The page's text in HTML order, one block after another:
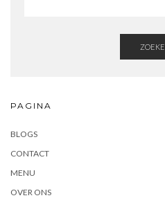
PAGINA
BLOGS
CONTACT
MENU
OVER ONS